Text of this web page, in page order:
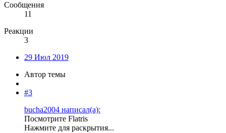
Сообщения
11
Реакции
3
29 Июл 2019
Автор темы
#3
bucha2004 написал(а):
Посмотрите Flatris
Нажмите для раскрытия...